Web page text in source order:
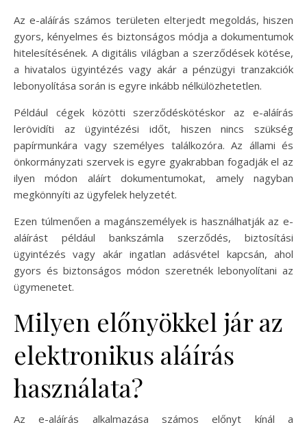
Az e-aláírás számos területen elterjedt megoldás, hiszen
gyors, kényelmes és biztonságos módja a dokumentumok
hitelesítésének. A digitális világban a szerződések kötése,
a hivatalos ügyintézés vagy akár a pénzügyi tranzakciók
lebonyolítása során is egyre inkább nélkülözhetetlen.
Például cégek közötti szerződéskötéskor az e-aláírás
lerövidíti az ügyintézési időt, hiszen nincs szükség
papírmunkára vagy személyes találkozóra. Az állami és
önkormányzati szervek is egyre gyakrabban fogadják el az
ilyen módon aláírt dokumentumokat, amely nagyban
megkönnyíti az ügyfelek helyzetét.
Ezen túlmenően a magánszemélyek is használhatják az e-
aláírást például bankszámla szerződés, biztosítási
ügyintézés vagy akár ingatlan adásvétel kapcsán, ahol
gyors és biztonságos módon szeretnék lebonyolítani az
ügymenetet.
Milyen előnyökkel jár az
elektronikus aláírás
használata?
Az e-aláírás alkalmazása számos előnyt kínál a